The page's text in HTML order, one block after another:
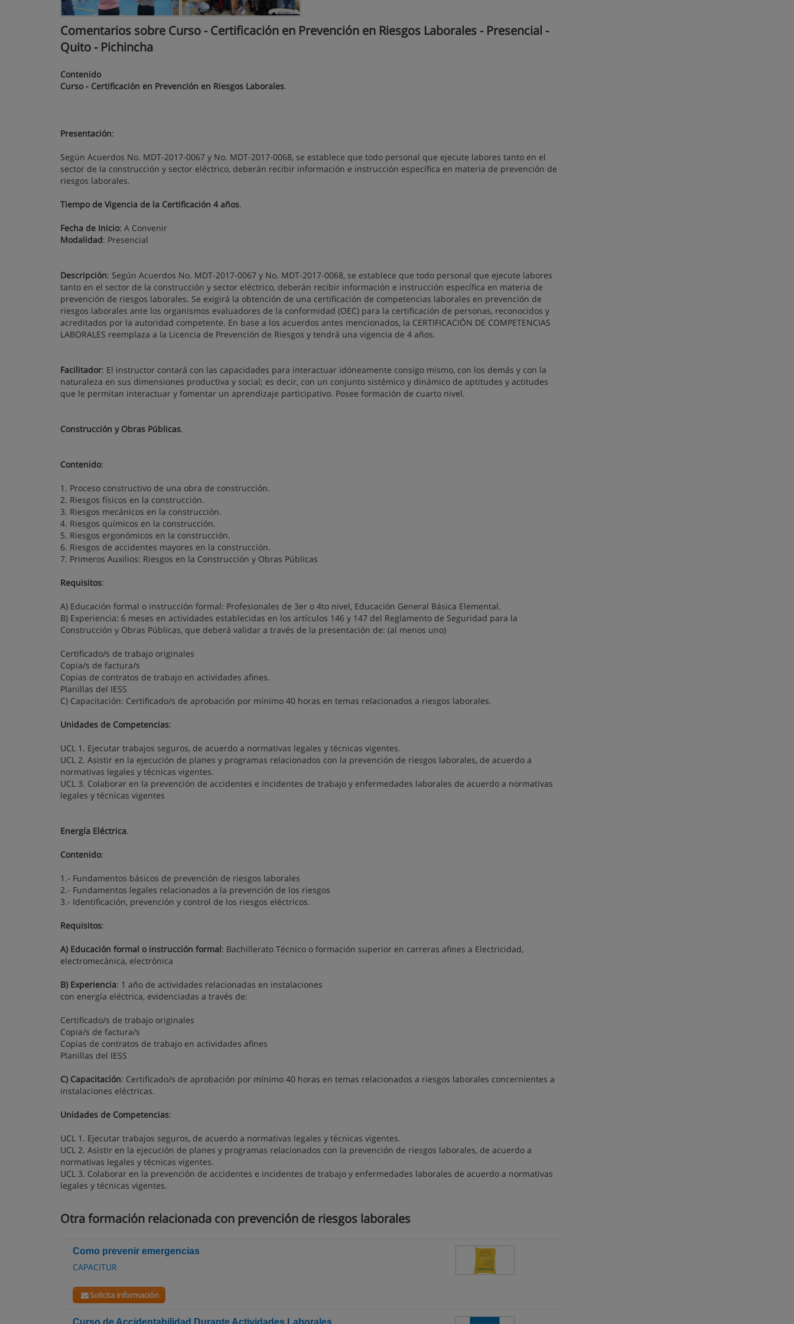
Comentarios sobre Curso - Certificación en Prevención en Riesgos Laborales - Presencial -
Quito - Pichincha
Contenido
Curso - Certificación en Prevención en Riesgos Laborales.
Presentación:
Según Acuerdos No. MDT-2017-0067 y No. MDT-2017-0068, se establece que todo personal que ejecute labores tanto en el
sector de la construcción y sector eléctrico, deberán recibir información e instrucción específica en materia de prevención de
riesgos laborales.
Tiempo de Vigencia de la Certificación 4 años.
Fecha de Inicio: A Convenir
Modalidad: Presencial
Descripción: Según Acuerdos No. MDT-2017-0067 y No. MDT-2017-0068, se establece que todo personal que ejecute labores
tanto en el sector de la construcción y sector eléctrico, deberán recibir información e instrucción específica en materia de
prevención de riesgos laborales. Se exigirá la obtención de una certificación de competencias laborales en prevención de
riesgos laborales ante los organismos evaluadores de la conformidad (OEC) para la certificación de personas, reconocidos y
acreditados por la autoridad competente. En base a los acuerdos antes mencionados, la CERTIFICACIÓN DE COMPETENCIAS
LABORALES reemplaza a la Licencia de Prevención de Riesgos y tendrá una vigencia de 4 años.
Facilitador: El instructor contará con las capacidades para interactuar idóneamente consigo mismo, con los demás y con la
naturaleza en sus dimensiones productiva y social; es decir, con un conjunto sistémico y dinámico de aptitudes y actitudes
que le permitan interactuar y fomentar un aprendizaje participativo. Posee formación de cuarto nivel.
Construcción y Obras Públicas.
Contenido:
1. Proceso constructivo de una obra de construcción.
2. Riesgos físicos en la construcción.
3. Riesgos mecánicos en la construcción.
4. Riesgos químicos en la construcción.
5. Riesgos ergonómicos en la construcción.
6. Riesgos de accidentes mayores en la construcción.
7. Primeros Auxilios: Riesgos en la Construcción y Obras Públicas
Requisitos:
A) Educación formal o instrucción formal: Profesionales de 3er o 4to nivel, Educación General Básica Elemental.
B) Experiencia: 6 meses en actividades establecidas en los artículos 146 y 147 del Reglamento de Seguridad para la
Construcción y Obras Públicas, que deberá validar a través de la presentación de: (al menos uno)
Certificado/s de trabajo originales
Copia/s de factura/s
Copias de contratos de trabajo en actividades afines.
Planillas del IESS
C) Capacitación: Certificado/s de aprobación por mínimo 40 horas en temas relacionados a riesgos laborales.
Unidades de Competencias:
UCL 1. Ejecutar trabajos seguros, de acuerdo a normativas legales y técnicas vigentes.
UCL 2. Asistir en la ejecución de planes y programas relacionados con la prevención de riesgos laborales, de acuerdo a
normativas legales y técnicas vigentes.
UCL 3. Colaborar en la prevención de accidentes e incidentes de trabajo y enfermedades laborales de acuerdo a normativas
legales y técnicas vigentes
Energía Eléctrica.
Contenido:
1.- Fundamentos básicos de prevención de riesgos laborales
2.- Fundamentos legales relacionados a la prevención de los riesgos
3.- Identificación, prevención y control de los riesgos eléctricos.
Requisitos:
A) Educación formal o instrucción formal: Bachillerato Técnico o formación superior en carreras afines a Electricidad,
electromecánica, electrónica
B) Experiencia: 1 año de actividades relacionadas en instalaciones
con energía eléctrica, evidenciadas a través de:
Certificado/s de trabajo originales
Copia/s de factura/s
Copias de contratos de trabajo en actividades afines
Planillas del IESS
C) Capacitación: Certificado/s de aprobación por mínimo 40 horas en temas relacionados a riesgos laborales concernientes a
instalaciones eléctricas.
Unidades de Competencias:
UCL 1. Ejecutar trabajos seguros, de acuerdo a normativas legales y técnicas vigentes.
UCL 2. Asistir en la ejecución de planes y programas relacionados con la prevención de riesgos laborales, de acuerdo a
normativas legales y técnicas vigentes.
UCL 3. Colaborar en la prevención de accidentes e incidentes de trabajo y enfermedades laborales de acuerdo a normativas
legales y técnicas vigentes.
Otra formación relacionada con prevención de riesgos laborales
Como prevenir emergencias
CAPACITUR
Solicita información
Curso de Accidentabilidad Durante Actividades Laborales